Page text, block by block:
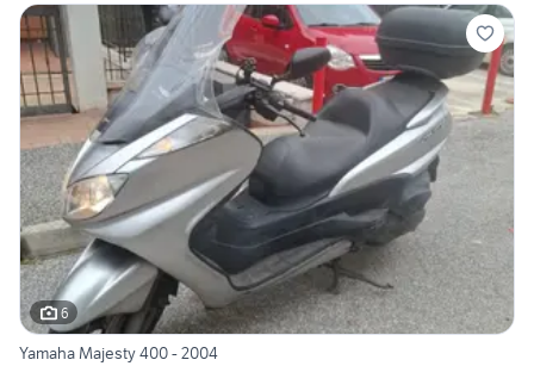
6
Yamaha Majesty 400 - 2004